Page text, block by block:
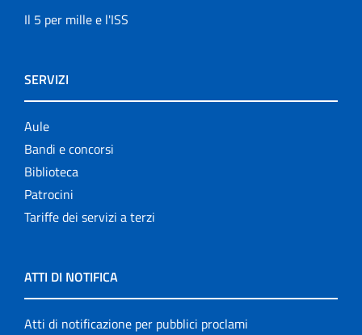
Il 5 per mille e l'ISS
SERVIZI
Aule
Bandi e concorsi
Biblioteca
Patrocini
Tariffe dei servizi a terzi
ATTI DI NOTIFICA
Atti di notificazione per pubblici proclami